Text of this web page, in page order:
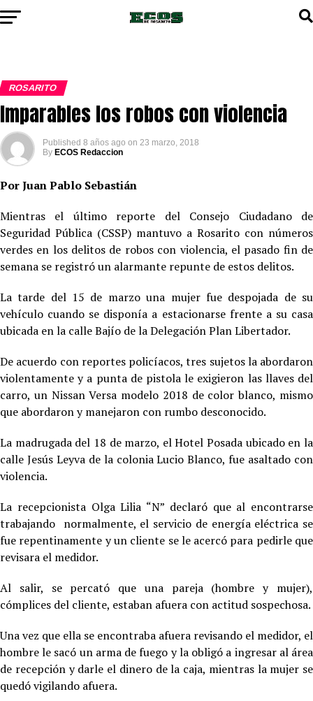
ROSARITO
Imparables los robos con violencia
Published 8 años ago on 23 marzo, 2018
By ECOS Redaccion
Por Juan Pablo Sebastián
Mientras el último reporte del Consejo Ciudadano de
Seguridad Pública (CSSP) mantuvo a Rosarito con números
verdes en los delitos de robos con violencia, el pasado fin de
semana se registró un alarmante repunte de estos delitos.
La tarde del 15 de marzo una mujer fue despojada de su
vehículo cuando se disponía a estacionarse frente a su casa
ubicada en la calle Bajío de la Delegación Plan Libertador.
De acuerdo con reportes policíacos, tres sujetos la abordaron
violentamente y a punta de pistola le exigieron las llaves del
carro, un Nissan Versa modelo 2018 de color blanco, mismo
que abordaron y manejaron con rumbo desconocido.
La madrugada del 18 de marzo, el Hotel Posada ubicado en la
calle Jesús Leyva de la colonia Lucio Blanco, fue asaltado con
violencia.
La recepcionista Olga Lilia “N” declaró que al encontrarse
trabajando normalmente, el servicio de energía eléctrica se
fue repentinamente y un cliente se le acercó para pedirle que
revisara el medidor.
Al salir, se percató que una pareja (hombre y mujer),
cómplices del cliente, estaban afuera con actitud sospechosa.
Una vez que ella se encontraba afuera revisando el medidor, el
hombre le sacó un arma de fuego y la obligó a ingresar al área
de recepción y darle el dinero de la caja, mientras la mujer se
quedó vigilando afuera.